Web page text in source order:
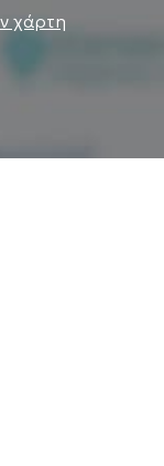
χάρτη